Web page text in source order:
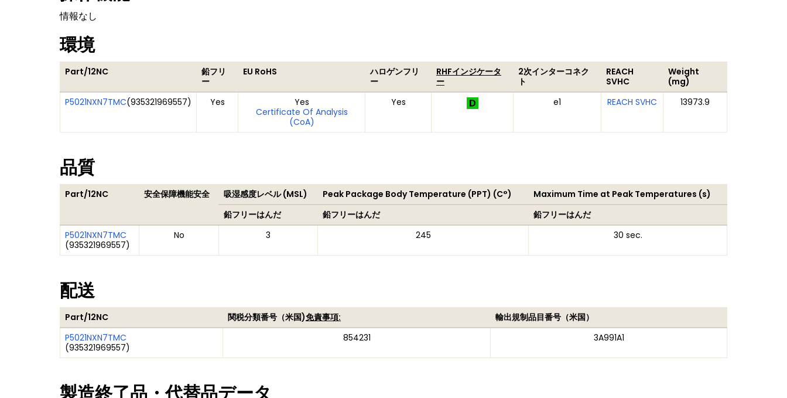
情報なし
環境
Part/12NC
鉛フリ
ー
EU RoHS
ハロゲンフリ
ー
RHFインジケータ
ー
2次インターコネク
ト
REACH
SVHC
Weight
(mg)
P5021NXN7TMC(935321969557) Yes
Yes
Certificate Of Analysis
(CoA)
Yes e1 REACH SVHC 13973.9
品質
Part/12NC 安全保障機能安全 吸湿感度レベル (MSL) Peak Package Body Temperature (PPT) (C°)
Maximum Time at Peak Temperatures (s)
鉛フリーはんだ
鉛フリーはんだ
鉛フリーはんだ
P5021NXN7TMC
(935321969557)
No 3 245 30 sec.
配送
Part/12NC 関税分類番号（米国)免責事項:
輸出規制品目番号（米国）
P5021NXN7TMC
(935321969557)
854231 3A991A1